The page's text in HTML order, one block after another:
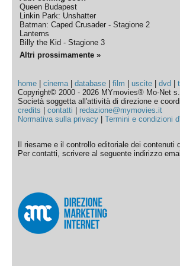
Queen Budapest
Linkin Park: Unshatter
Batman: Caped Crusader - Stagione 2
Lanterns
Billy the Kid - Stagione 3
Altri prossimamente »
home |cinema|database |film |uscite |dvd |
Copyright© 2000 - 2026 MYmovies® Mo-Net
Società soggetta all'attività di direzione e
credits |contatti
redazione@mymovies.it
Normativa sulla privacy |Termini e condizioni
Il riesame e il controllo editoriale dei
Per contatti, scrivere al seguente indirizzo